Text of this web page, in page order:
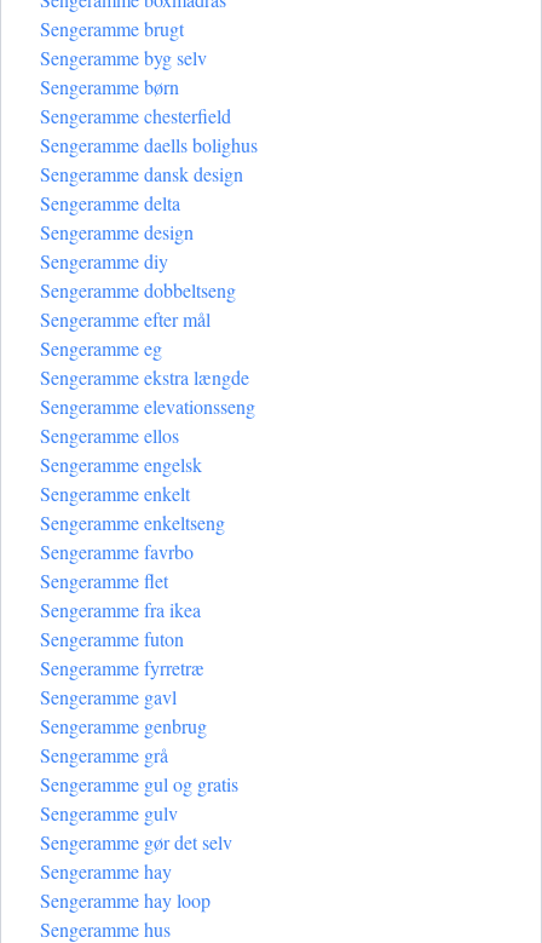
Sengeramme brugt
Sengeramme byg selv
Sengeramme børn
Sengeramme chesterfield
Sengeramme daells bolighus
Sengeramme dansk design
Sengeramme delta
Sengeramme design
Sengeramme diy
Sengeramme dobbeltseng
Sengeramme efter mål
Sengeramme eg
Sengeramme ekstra længde
Sengeramme elevationsseng
Sengeramme ellos
Sengeramme engelsk
Sengeramme enkelt
Sengeramme enkeltseng
Sengeramme favrbo
Sengeramme flet
Sengeramme fra ikea
Sengeramme futon
Sengeramme fyrretræ
Sengeramme gavl
Sengeramme genbrug
Sengeramme grå
Sengeramme gul og gratis
Sengeramme gulv
Sengeramme gør det selv
Sengeramme hay
Sengeramme hay loop
Sengeramme hus